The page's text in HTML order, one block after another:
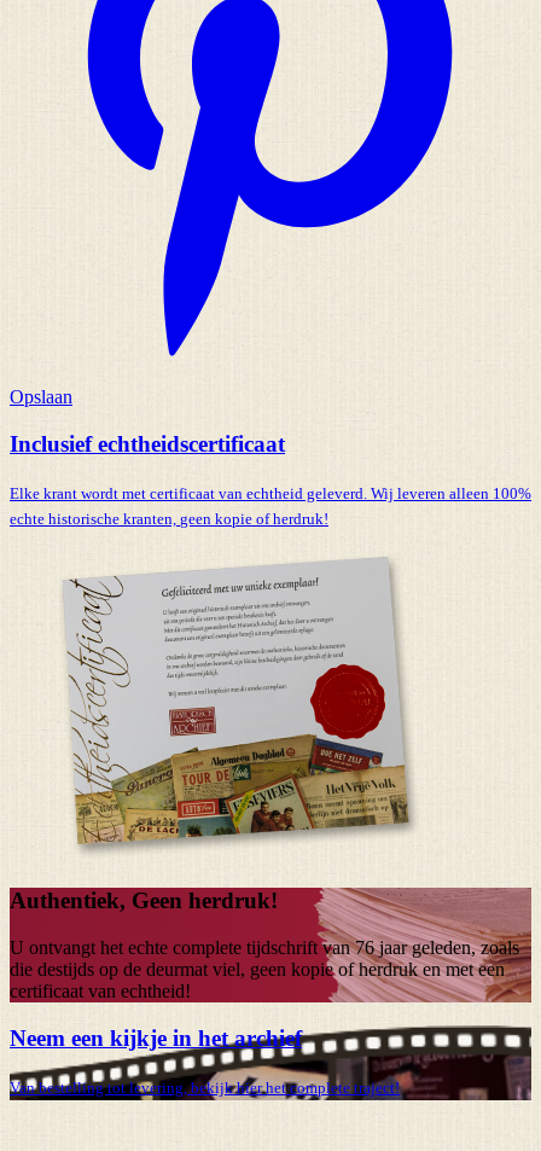
Opslaan
Inclusief echtheidscertificaat
Elke krant wordt met certificaat van echtheid geleverd. Wij leveren alleen 100%
echte historische kranten, geen kopie of herdruk!
Authentiek, Geen herdruk!
U ontvangt het echte complete tijdschrift van76 jaargeleden, zoals
die destijds op de deurmat viel, geen kopie of herdruk en met een
certificaat van echtheid!
Neem een kijkje in het archief
Van bestelling tot levering, bekijk hier het complete traject!